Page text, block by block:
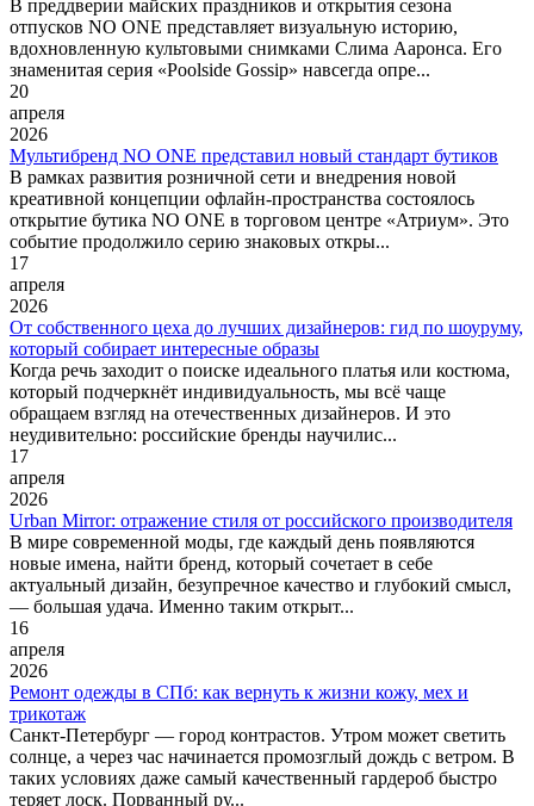
В преддверии майских праздников и открытия сезона
отпусков NO ONE представляет визуальную историю,
вдохновленную культовыми снимками Слима Ааронса. Его
знаменитая серия «Poolside Gossip» навсегда опре...
20
апреля
2026
Мультибренд NO ONE представил новый стандарт бутиков
В рамках развития розничной сети и внедрения новой
креативной концепции офлайн-пространства состоялось
открытие бутика NO ONE в торговом центре «Атриум». Это
событие продолжило серию знаковых откры...
17
апреля
2026
От собственного цеха до лучших дизайнеров: гид по шоуруму,
который собирает интересные образы
Когда речь заходит о поиске идеального платья или костюма,
который подчеркнёт индивидуальность, мы всё чаще
обращаем взгляд на отечественных дизайнеров. И это
неудивительно: российские бренды научилис...
17
апреля
2026
Urban Mirror: отражение стиля от российского производителя
В мире современной моды, где каждый день появляются
новые имена, найти бренд, который сочетает в себе
актуальный дизайн, безупречное качество и глубокий смысл,
— большая удача. Именно таким открыт...
16
апреля
2026
Ремонт одежды в СПб: как вернуть к жизни кожу, мех и
трикотаж
Санкт-Петербург — город контрастов. Утром может светить
солнце, а через час начинается промозглый дождь с ветром. В
таких условиях даже самый качественный гардероб быстро
теряет лоск. Порванный ру...